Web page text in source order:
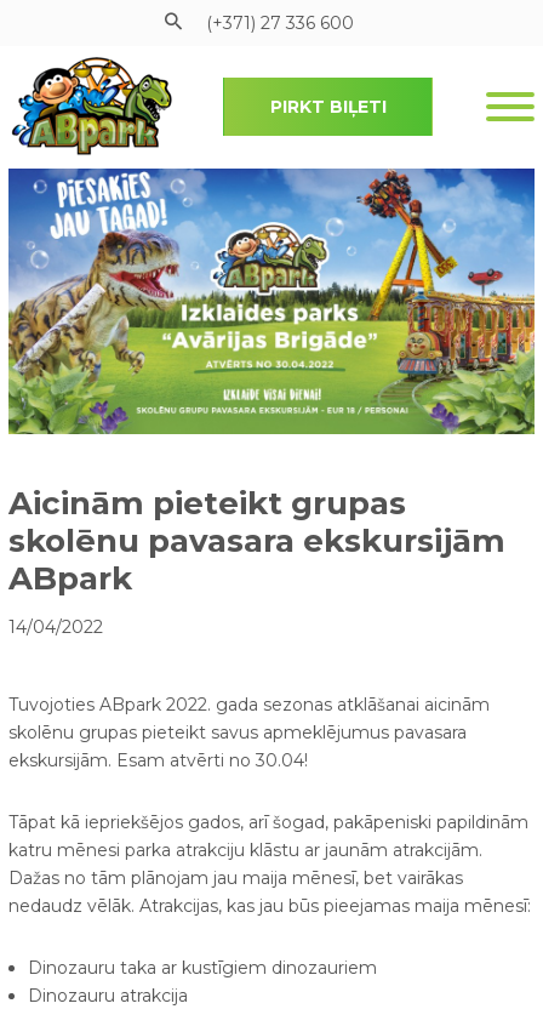
Pāriet uz galveno saturu
(+371) 27 336 600
PIRKT BIĻETI
Aicinām pieteikt grupas
skolēnu pavasara ekskursijām
ABpark
14/04/2022
Tuvojoties ABpark 2022. gada sezonas atklāšanai aicinām
skolēnu grupas pieteikt savus apmeklējumus pavasara
ekskursijām. Esam atvērti no 30.04!
Tāpat kā iepriekšējos gados, arī šogad, pakāpeniski papildinām
katru mēnesi parka atrakciju klāstu ar jaunām atrakcijām.
Dažas no tām plānojam jau maija mēnesī, bet vairākas
nedaudz vēlāk. Atrakcijas, kas jau būs pieejamas maija mēnesī:
Dinozauru taka ar kustīgiem dinozauriem
Dinozauru atrakcija